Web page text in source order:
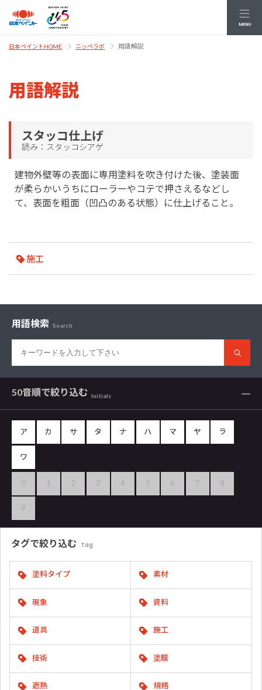
MENU
日本ペイントHOME ニッペラボ 用語解説
用語解説
スタッコ仕上げ
読み：スタッコシアゲ
建物外壁等の表面に専用塗料を吹き付けた後、塗装面
が柔らかいうちにローラーやコテで押さえるなどし
て、表面を粗面（凹凸のある状態）に仕上げること。
施工
用語検索 Search
50音順で絞り込む Initials
ア カ サ タ ナ ハ マ ヤ ラ
ワ
0 1 2 3 4 5 6 7 8
9
タグで絞り込む Tag
塗料タイプ 素材
現象 資料
道具 施工
技術 塗膜
遮熱 規格